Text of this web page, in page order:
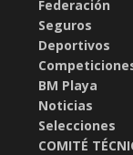
Federación
Seguros
Deportivos
BM Playa
Noticias
Selecciones
COMITÉ